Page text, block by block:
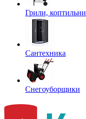
Грили, коптильни
Сантехника
Снегоуборщики